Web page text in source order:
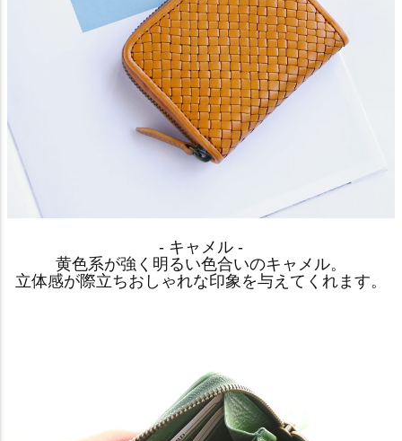
- キャメル -
黄色系が強く明るい色合いのキャメル。
立体感が際立ちおしゃれな印象を与えてくれます。